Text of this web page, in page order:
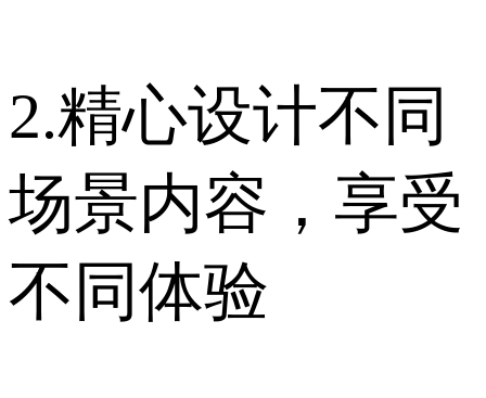
2.精心设计不同
场景内容，享受
不同体验